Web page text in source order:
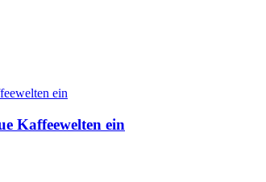
Kaffeewelten ein